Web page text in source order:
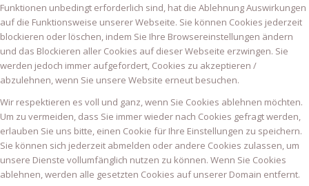
Funktionen unbedingt erforderlich sind, hat die Ablehnung Auswirkungen
auf die Funktionsweise unserer Webseite. Sie können Cookies jederzeit
blockieren oder löschen, indem Sie Ihre Browsereinstellungen ändern
und das Blockieren aller Cookies auf dieser Webseite erzwingen. Sie
werden jedoch immer aufgefordert, Cookies zu akzeptieren /
abzulehnen, wenn Sie unsere Website erneut besuchen.
Wir respektieren es voll und ganz, wenn Sie Cookies ablehnen möchten.
Um zu vermeiden, dass Sie immer wieder nach Cookies gefragt werden,
erlauben Sie uns bitte, einen Cookie für Ihre Einstellungen zu speichern.
Sie können sich jederzeit abmelden oder andere Cookies zulassen, um
unsere Dienste vollumfänglich nutzen zu können. Wenn Sie Cookies
ablehnen, werden alle gesetzten Cookies auf unserer Domain entfernt.